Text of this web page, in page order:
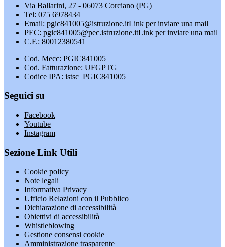
Via Ballarini, 27 - 06073 Corciano (PG)
Tel: 075 6978434
Email: pgic841005@istruzione.itLink per inviare una mail
PEC: pgic841005@pec.istruzione.itLink per inviare una mail
C.F.: 80012380541
Cod. Mecc: PGIC841005
Cod. Fatturazione: UFGPTG
Codice IPA: istsc_PGIC841005
Seguici su
Facebook
Youtube
Instagram
Sezione Link Utili
Cookie policy
Note legali
Informativa Privacy
Ufficio Relazioni con il Pubblico
Dichiarazione di accessibilità
Obiettivi di accessibilità
Whistleblowing
Gestione consensi cookie
Amministrazione trasparente